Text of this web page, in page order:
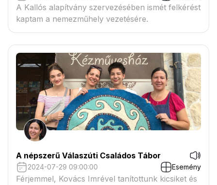
A Kallós alapítvány szervezésében ismét felkérést
kaptam a nemezműhely vezetésére.
A népszerű Válaszúti Családos Tábor
2024-07-29 09:00:00 Esemény
Férjemmel, Kovács Imrével tanítottunk kicsiket és